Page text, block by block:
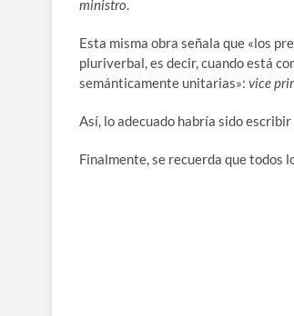
ministro.
Esta misma obra señala que «los
pluriverbal, es decir, cuando está
semánticamente unitarias»: vice
Así, lo adecuado habría sido escribir
Finalmente, se recuerda que todos